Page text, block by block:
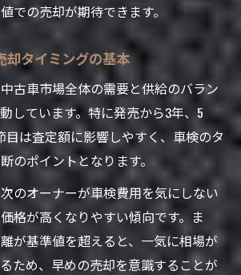
最大化を目指す売り方
で高値売却を実現する具体策
者複数査定の活用ポイント
にやるべき下準備と清掃の重要性
交渉を有利に進めるコツ
損をしないための注意事項
右されない車買取術まとめ
で損しないための総合ポイント
に左右されない車買取の極意
成功させるためのまとめと注意点
での売却が期待できます。
却タイミングの基本
古車市場全体の需要と供給のバラン
しています。特に発売から3年、5
目は査定額に影響しやすく、車検のタ
のポイントとなります。
のオーナーが車検費用を気にしない
格が高くなりやすい傾向です。ま
が基準値を超えると、一気に相場が
ため、早めの売却を意識することが